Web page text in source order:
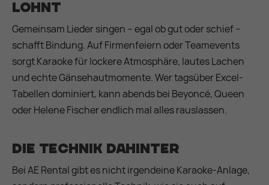
lohnt
Gemeinsam Lieder singen – egal ob gut oder schief –
schafft Bindung. Auf Firmenfeiern oder Teamevents
sorgt Karaoke für lockere Atmosphäre, lautes Lachen
und echte Gänsehautmomente. Wer tagsüber Excel-
Tabellen dominiert, kann abends bei Beyoncé, Queen
oder Helene Fischer endlich mal alles rauslassen.
Die Technik dahinter
Bei AE Rental gibt es nicht irgendeine Karaoke-Anlage,